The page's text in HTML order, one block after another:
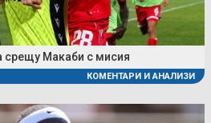
срещу Макаби с мисия
КОМЕНТАРИ И АНАЛИЗИ